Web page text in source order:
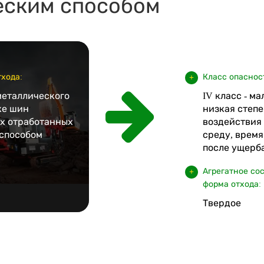
способом
шин
отработанных
Класс
IV класс -
низкая
среду,
после
Агрегатное
форма отхода:
Твердое